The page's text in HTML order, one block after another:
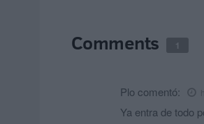
Comments 1
Plo comentó:
Ya entra de todo